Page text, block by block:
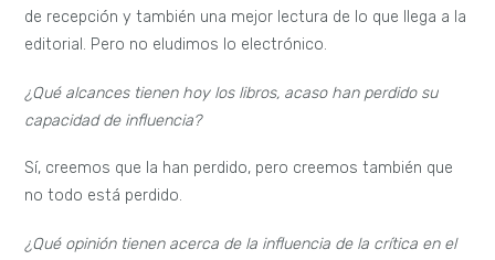
de recepción y también una mejor lectura de lo que llega a la
editorial. Pero no eludimos lo electrónico.
¿Qué alcances tienen hoy los libros, acaso han perdido su
capacidad de influencia?
Sí, creemos que la han perdido, pero creemos también que
no todo está perdido.
¿Qué opinión tienen acerca de la influencia de la crítica en el